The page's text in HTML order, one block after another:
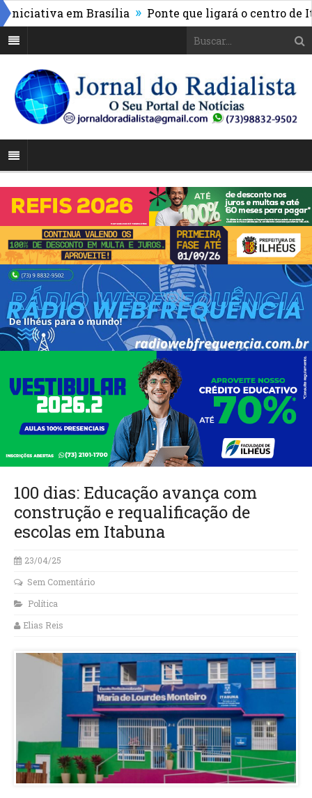
em Brasília » Ponte que ligará o centro de
100 dias: Educação avança com
construção e requalificação de
escolas em Itabuna
23/04/25
Sem Comentário
Política
Elias Reis